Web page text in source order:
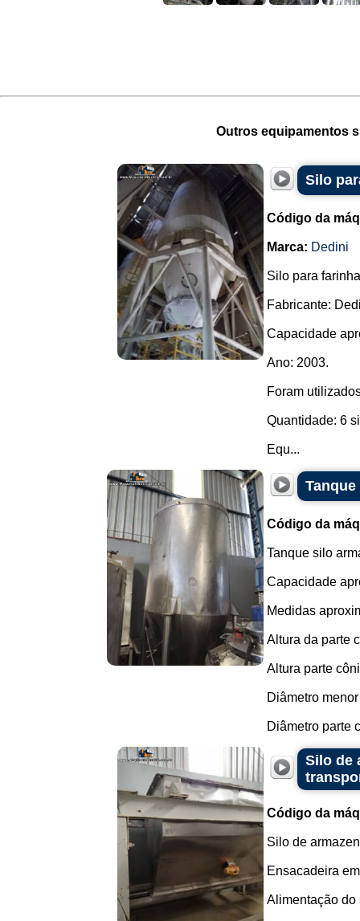
Outros equipamentos
Silo
Código da
Marca: Dedini
Silo para
Fabricante:
Capacidade
Ano: 2003.
Foram
Quantidade: 6
Equ...
Código da
Tanque silo
Capacidade
Medidas
Altura da parte
Altura parte
Diâmetro
Diâmetro parte
Silo de
Código da
Silo de
Ensacadeira
Alimentação do